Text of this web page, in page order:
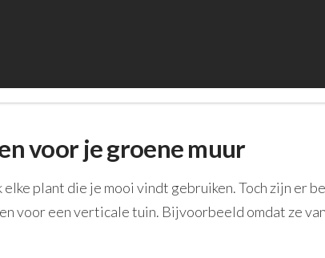
voor je groene muur
plant die je mooi vindt gebruiken. Toch zijn er
voor een verticale tuin. Bijvoorbeeld omdat ze